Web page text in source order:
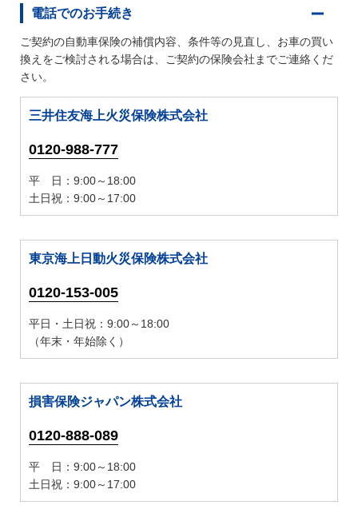
電話でのお手続き
ご契約の自動車保険の補償内容、条件等の見直し、お車の買い
換えをご検討される場合は、ご契約の保険会社までご連絡くだ
さい。
三井住友海上火災保険株式会社
0120-988-777
平 日：9:00～18:00
土日祝：9:00～17:00
東京海上日動火災保険株式会社
0120-153-005
平日・土日祝：9:00～18:00
（年末・年始除く）
損害保険ジャパン株式会社
0120-888-089
平 日：9:00～18:00
土日祝：9:00～17:00